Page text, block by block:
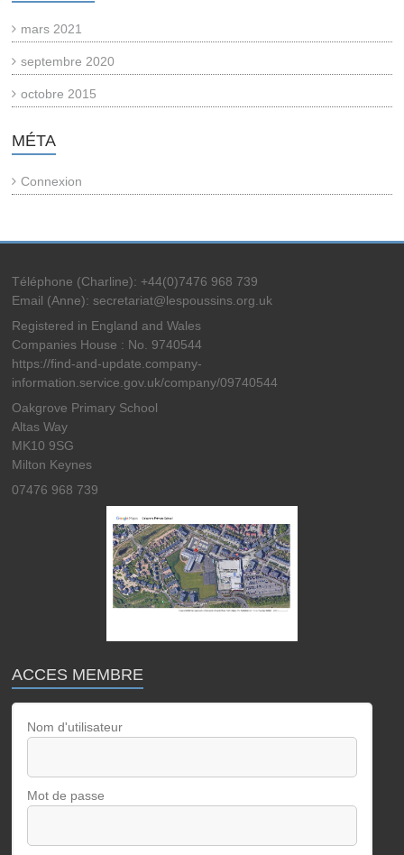
mars 2021
septembre 2020
octobre 2015
MÉTA
Connexion
Téléphone (Charline): +44(0)7476 968 739
Email (Anne): secretariat@lespoussins.org.uk
Registered in England and Wales
Companies House : No. 9740544
https://find-and-update.company-
information.service.gov.uk/company/09740544
Oakgrove Primary School
Altas Way
MK10 9SG
Milton Keynes
07476 968 739
ACCES MEMBRE
Nom d'utilisateur
Mot de passe